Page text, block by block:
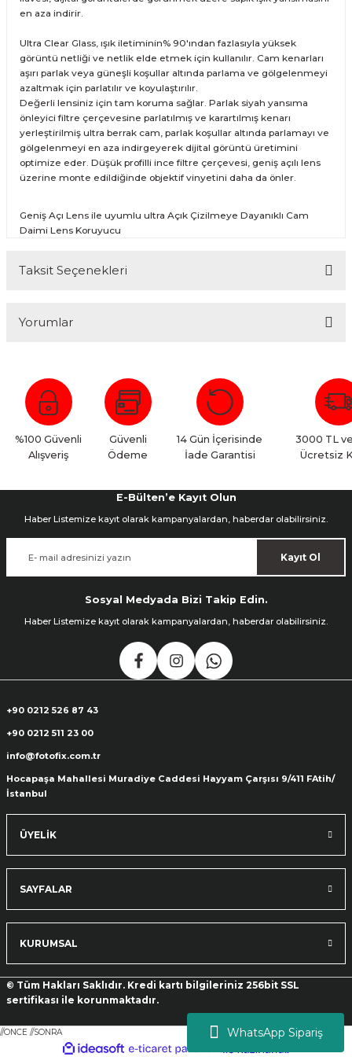
WhatsApp Sipariş
en aza indirir.
Ultra Clear Glass, ışık iletiminin% 90'ından fazlasıyla yüksek
görüntü netliği ve netlik elde etmek için kullanılır. Cam kenarları
aşırı parlak veya güneşli koşullar altında parlama ve gölgelenmeyi
azaltmak için parlatılır ve koyulaştırılır.
Değerli lensiniz için tam koruma sağlar. Parlak siyah yansıma
önleyici filtre çerçevesine parlatılmış ve karartılmış kenarı
yerleştirilmiş ultra berrak cam, parlak koşullar altında parlamayı ve
gölgelenmeyi en aza indirgeyerek dijital görüntü üretimini
optimize eder. Düşük profilli ince filtre çerçevesi, geniş açılı lens
üzerine monte edildiğinde objektif vinyetini daha da önler.
Geniş Açı Lens ile uyumlu ultra Açık Çizilmeye Dayanıklı Cam
Daimi Lens Koruyucu
Taksit Seçenekleri
Yorumlar
Bu ürüne ilk yorumu siz yapın!
Yorum Yaz
%100 Güvenli
Alışveriş
Güvenli
Ödeme
14 Gün İçerisinde
İade Garantisi
3000 TL
Ücretsiz
E-Bülten’e Kayıt Olun
Haber Listemize kayıt olarak kampanyalardan, haberdar olabilirsiniz.
Kayıt Ol
Sosyal Medyada Bizi Takip Edin.
Haber Listemize kayıt olarak kampanyalardan, haberdar olabilirsiniz.
+90 0212 526 87 43
+90 0212 511 23 00
info@fotofix.com.tr
Hocapaşa Mahallesi Muradiye Caddesi Hayyam Çarşısı 9/411 FAtih/
İstanbul
ÜYELİK
SAYFALAR
KURUMSAL
© Tüm Hakları Saklıdır. Kredi kartı bilgileriniz 256bit SSL
sertifikası ile korunmaktadır.
//ONCE //SONRA
ideasoft